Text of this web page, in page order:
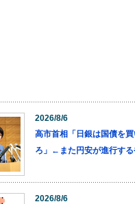
2026/8/6
高市首相「日銀は国債を
ろ」←また円安が進行する
2026/8/6